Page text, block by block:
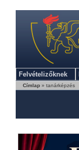
Felvételizőknek
Címlap» tanárképzés